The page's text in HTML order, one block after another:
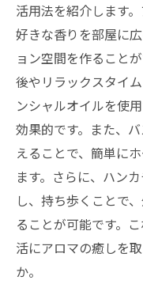
活用法を紹介します
好きな香りを部屋に
ョン空間を作ること
後やリラックスタイ
ンシャルオイルを使
効果的です。また、
えることで、簡単に
ます。さらに、ハン
し、持ち歩くことで
ることが可能です。
活にアロマの癒しを
か。